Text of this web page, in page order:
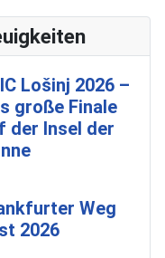
Lošinj 2026 –
große Finale
der Insel der
Weg
2026